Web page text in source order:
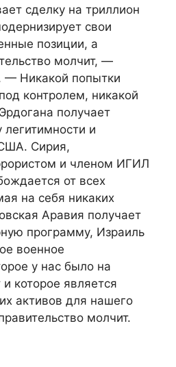
сделку на триллион
свои
позиции, а
молчит, —
— Никакой попытки
контролем, никакой
получает
и
Сирия,
и членом ИГИЛ
от всех
на себя никаких
Аравия получает
программу, Израиль
военное
у нас было на
которое является
активов для нашего
молчит.